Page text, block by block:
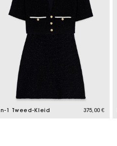
1 Tweed-Kleid 375,00 €
beste Möglichkeit, das
Lieferung innerhalb von 2-3